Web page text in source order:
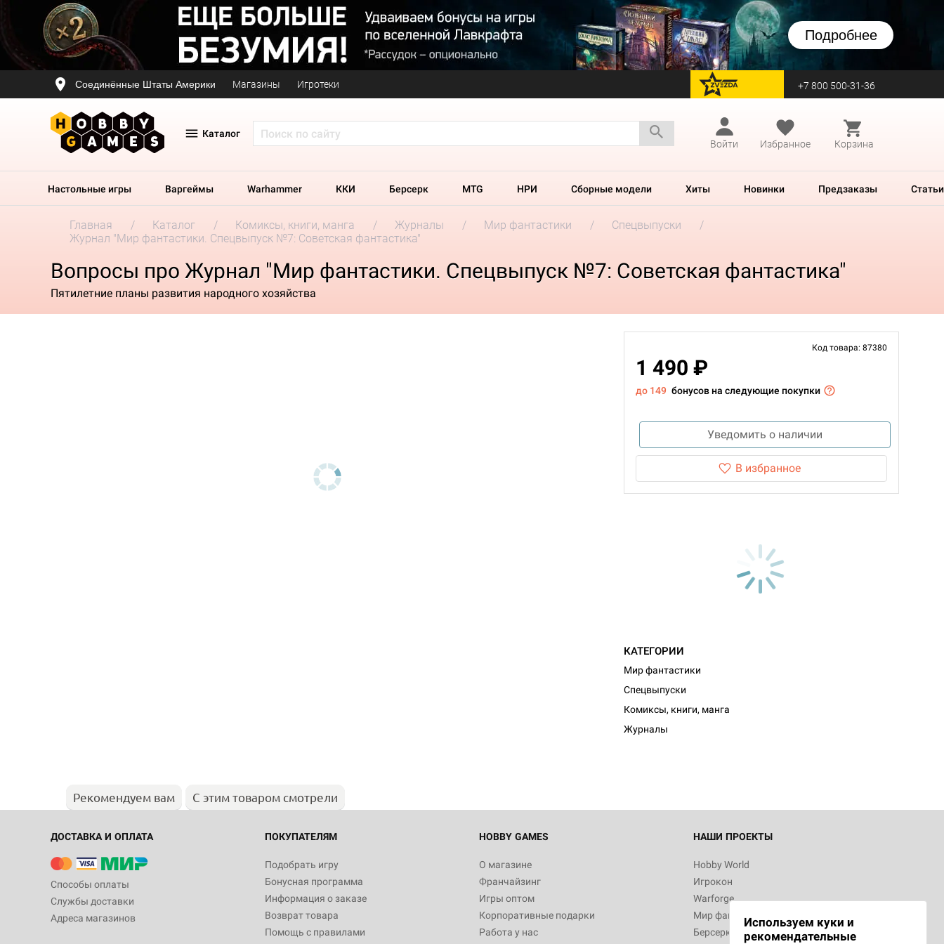
Подробнее
Соединённые Штаты Америки Магазины Игротеки перейти на Zvezda +7 800 500-31-36
Каталог
Войти
Избранное Корзина
Настольные игры Варгеймы Warhammer ККИ Берсерк MTG НРИ Сборные модели Хиты Новинки Предзаказы Статьи
Главная Каталог Комиксы, книги, манга Журналы Мир фантастики
Спецвыпуски
Журнал "Мир фантастики. Спецвыпуск №7: Советская фантастика"
Вопросы про Журнал "Мир фантастики. Спецвыпуск №7: Советская фантастика"
Пятилетние планы развития народного хозяйства
Код товара: 87380
1 490 ₽
до 149 бонусов на следующие покупки
Уведомить о наличии
В избранное
КАТЕГОРИИ
Мир фантастики
Спецвыпуски
Комиксы, книги, манга
Журналы
Рекомендуем вам С этим товаром смотрели
ДОСТАВКА И ОПЛАТА
Способы оплаты
Службы доставки
Адреса магазинов
ПОКУПАТЕЛЯМ
Подобрать игру
Бонусная программа
Информация о заказе
Возврат товара
Помощь с правилами
HOBBY GAMES
О магазине
Франчайзинг
Игры оптом
Корпоративные подарки
Работа у нас
НАШИ ПРОЕКТЫ
Hobby World
Игрокон
Warforge
Мир фантастики
Берсерк
Используем куки и
рекомендательные